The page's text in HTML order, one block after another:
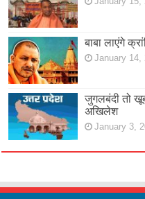
बाबा लाएंगे
January 14,
जुगलबंदी तो
अखिलेश
January 3,